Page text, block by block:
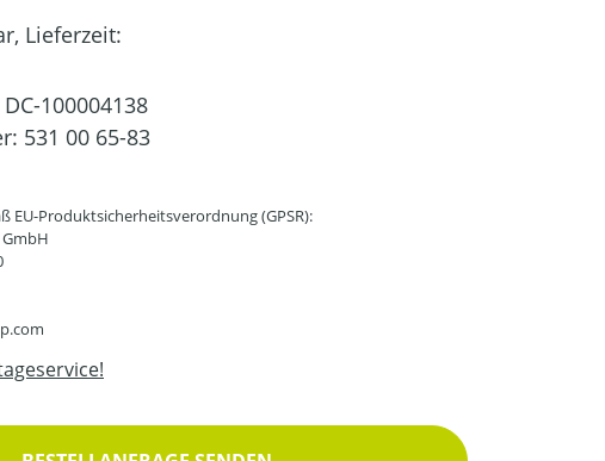
Lieferzeit:
DC-100004138
531 00 65-83
EU-Produktsicherheitsverordnung (GPSR):